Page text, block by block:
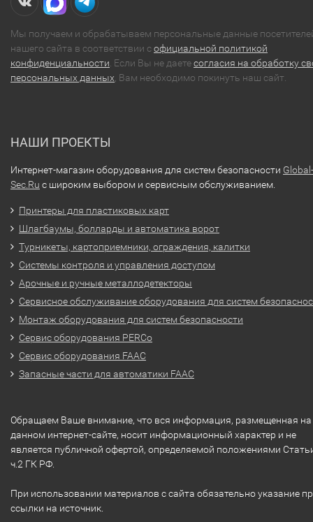
Мы получаем и обрабатываем персональные данные
нашего сайта в соответствии софициальной политикой
конфиденциальности . Если Вы не даетесогласия на обработку
персональных данных , Вам необходимо покинуть наш сайт.
НАШИ ПРОЕКТЫ
Интернет-магазин оборудования для систем безопасности Global-
Sec.Ru с широким выбором и сервисным обслуживанием.
Принтеры для пластиковых карт
Шлагбаумы, болларды и автоматика ворот
Турникеты, картоприемники, ограждения, калитки
Системы контроля и управления доступом
Арочные и ручные металлодетекторы
Сервисное обслуживание оборудования для систем
Монтаж оборудования для систем безопасности
Сервис оборудования PERCo
Сервис оборудования FAAC
Запасные части для автоматики FAAC
Обращаем Ваше внимание, что вся информация, размещенная на
данном интернет-сайте, носит информационный характер и не
является публичной офертой, определяемой положениями
ч.2 ГК РФ.
При использовании материалов с сайта обязательно указание
ссылки на источник.